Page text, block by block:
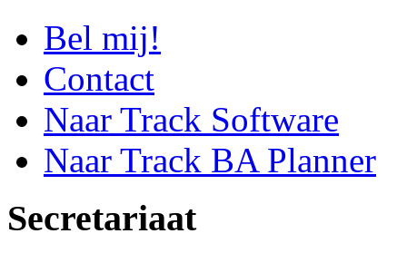
Bel mij!
Contact
Naar Track Software
Naar Track BA Planner
Secretariaat